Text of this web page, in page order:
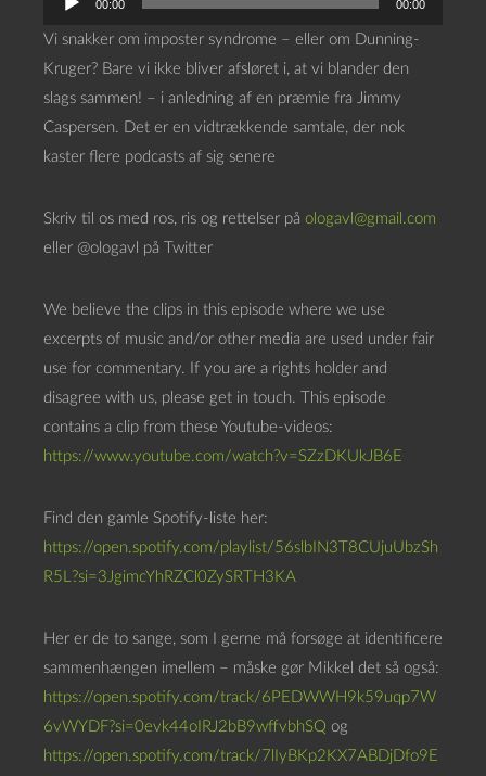
r
00:00 00:00
Vi snakker om imposter syndrome – eller om Dunning-
Kruger? Bare vi ikke bliver afsløret i, at vi blander den
slags sammen! – i anledning af en præmie fra Jimmy
Caspersen. Det er en vidtrækkende samtale, der nok
kaster flere podcasts af sig senere
Skriv til os med ros, ris og rettelser på ologavl@gmail.com
eller @ologavl på Twitter
We believe the clips in this episode where we use
excerpts of music and/or other media are used under fair
use for commentary. If you are a rights holder and
disagree with us, please get in touch. This episode
contains a clip from these Youtube-videos:
https://www.youtube.com/watch?v=SZzDKUkJB6E
Find den gamle Spotify-liste her:
https://open.spotify.com/playlist/56slbIN3T8CUjuUbzSh
R5L?si=3JgimcYhRZCl0ZySRTH3KA
Her er de to sange, som I gerne må forsøge at identificere
sammenhængen imellem – måske gør Mikkel det så også:
https://open.spotify.com/track/6PEDWWH9k59uqp7W
6vWYDF?si=0evk44oIRJ2bB9wffvbhSQ og
https://open.spotify.com/track/7lIyBKp2KX7ABDjDfo9E